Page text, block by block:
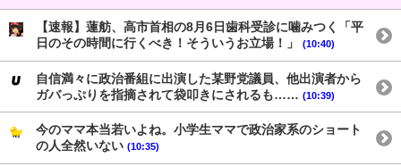
【速報】蓮舫、高市首相の8月6日歯科受診に噛みつく「平
日のその時間に行くべき！そういうお立場！」
(10:40)
自信満々に政治番組に出演した某野党議員、他出演者から
ガバっぷりを指摘されて袋叩きにされるも…… (10:39)
今のママ本当若いよね。小学生ママで政治家系のショート
の人全然いない (10:35)